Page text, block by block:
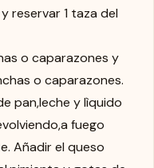
reservar 1 taza del
o caparazones y
o caparazones.
pan,leche y lìquido
fuego
Añadir el queso